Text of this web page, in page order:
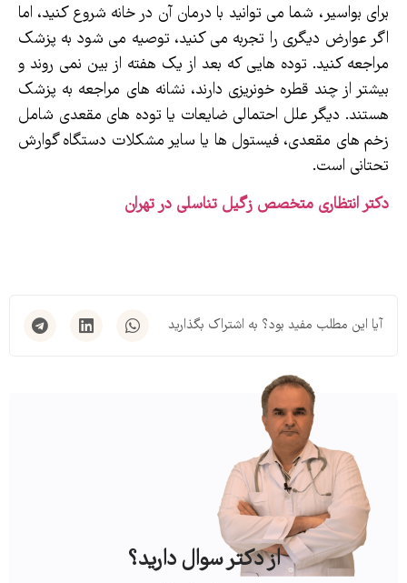
برای بواسیر، شما می توانید با درمان آن در خانه شروع کنید، اما
اگر عوارض دیگری را تجربه می کنید، توصیه می شود به پزشک
مراجعه کنید. توده هایی که بعد از یک هفته از بین نمی روند و
بیشتر از چند قطره خونریزی دارند، نشانه های مراجعه به پزشک
هستند. دیگر علل احتمالی ضایعات یا توده های مقعدی شامل
زخم های مقعدی، فیستول ها یا سایر مشکلات دستگاه گوارش
تحتانی است.
دکتر انتظاری متخصص زگیل تناسلی در تهران
آیا این مطلب مفید بود؟ به اشتراک بگذارید
از دکتر سوال دارید؟